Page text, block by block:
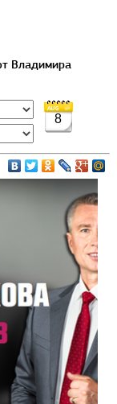
Владимира
8